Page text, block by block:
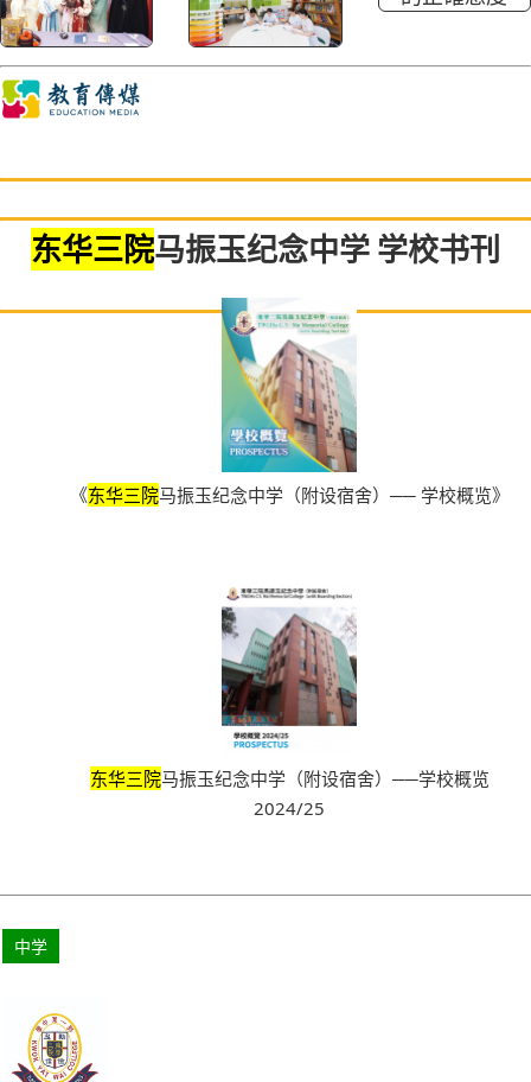
东华三院马振玉纪念中学 学校书刊
《东华三院马振玉纪念中学（附设宿舍）── 学校概览》
东华三院马振玉纪念中学（附设宿舍）──学校概览
2024/25
中学